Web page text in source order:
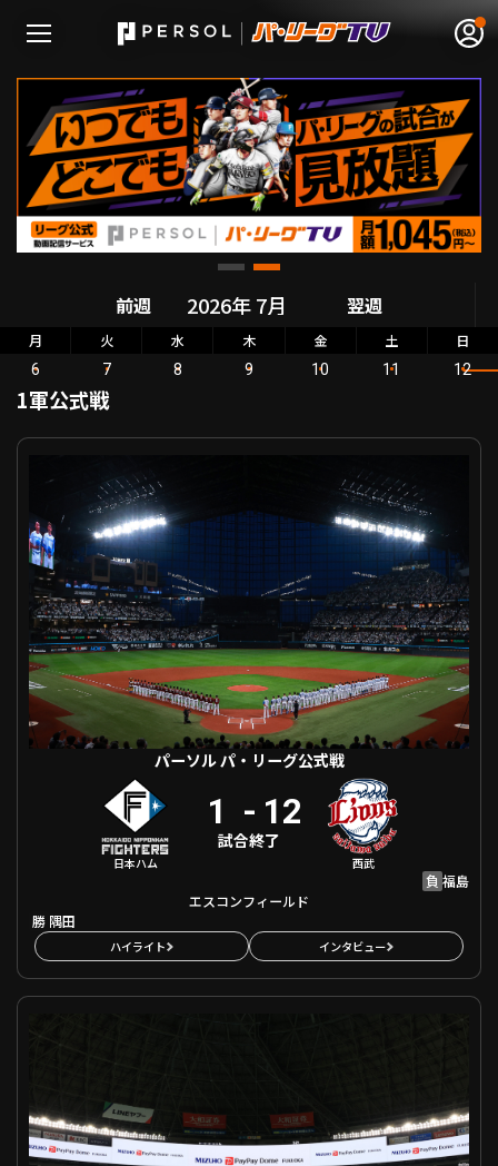
無料アカウント登録 ログイン
HOME
日程･結果
順位表･成績
ファーム東地区
ファーム中地区
ファーム西地区
交流戦
選手名鑑トップ
北海道日本ハムファイターズ
東北楽天ゴールデンイーグルス
埼玉西武ライオンズ
千葉ロッテマリーンズ
オリックス・バファローズ
福岡ソフトバンクホークス
ニュース
設定
利用規約 プライバシーポリシー
特定商取引法の表示
前週 翌週
月 火 水 木 金 土 日
6 7 8 9 10 11 12
1軍公式戦
パーソル パ・リーグ公式戦 北海道日本ハム VS 埼玉西武
パーソル パ・リーグ公式戦
日本ハム
1 - 12
試合終了
西武
負 福島
エスコンフィールド
勝 隅田
ハイライト インタビュー
パーソル パ・リーグ公式戦 福岡ソフトバンク VS 東北楽天